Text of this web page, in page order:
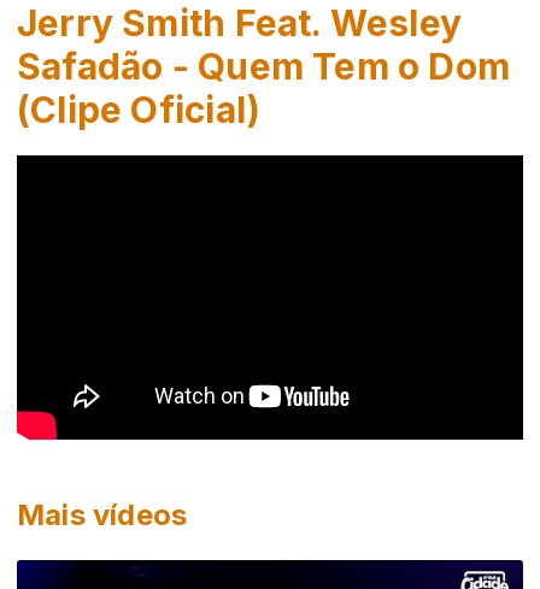
Jerry Smith Feat. Wesley
Safadão - Quem Tem o Dom
(Clipe Oficial)
Mais vídeos